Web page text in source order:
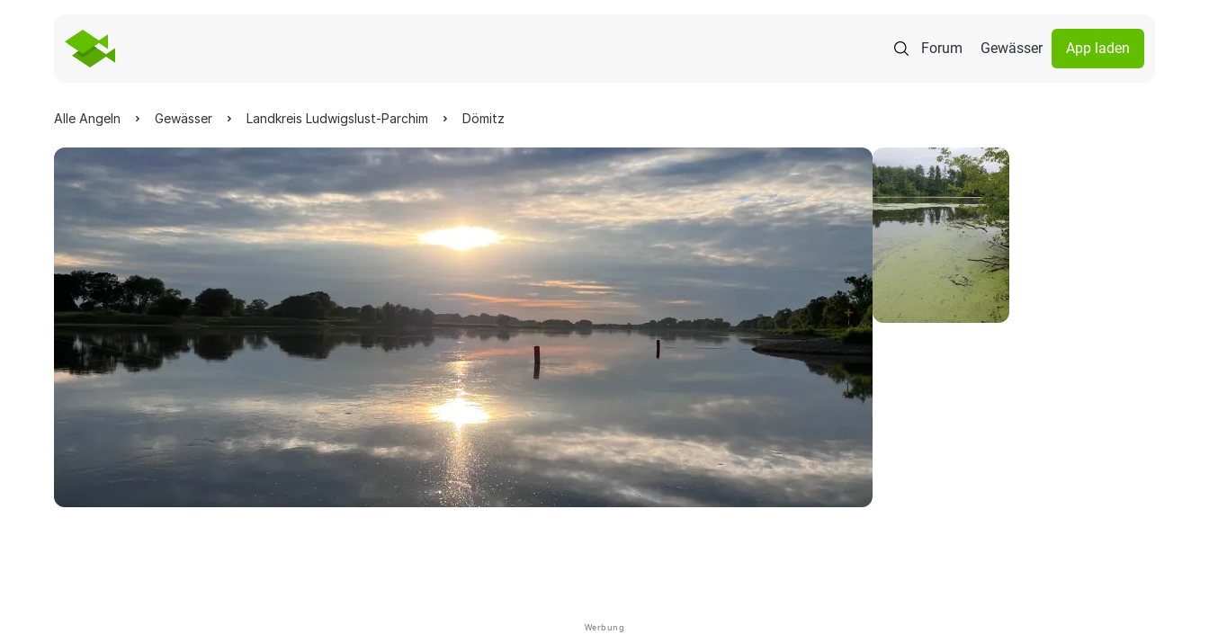
Forum Gewässer App laden
Alle Angeln Gewässer Landkreis Ludwigslust-Parchim Dömitz
Werbung